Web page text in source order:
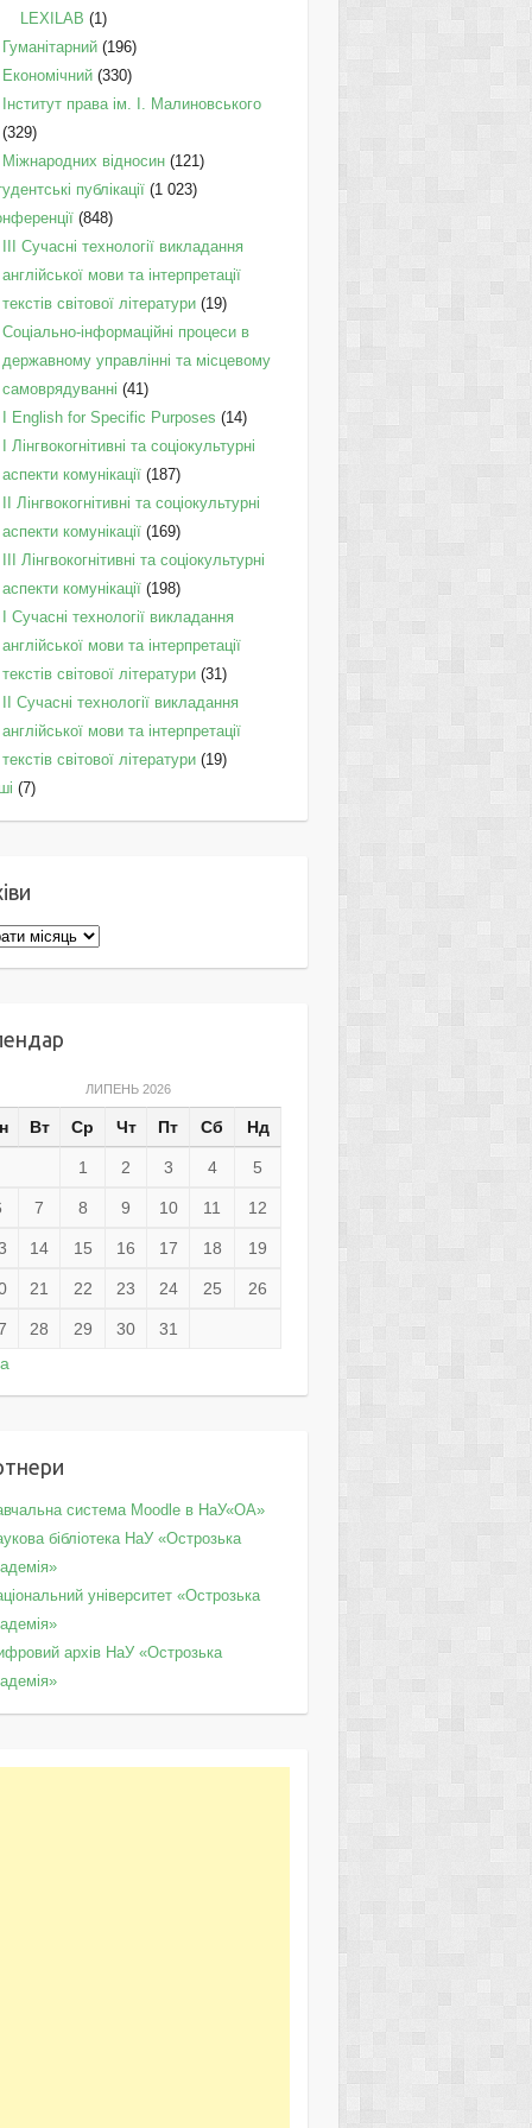
LEXILAB (1)
Гуманітарний(196)
Економічний(330)
Інститут права ім. І. Малиновського
(329)
Міжнародних відносин(121)
публікації(1 023)
(848)
III Сучасні технології викладання
англійської мови та інтерпретації
текстів світової літератури(19)
Соціально-інформаційні процеси в
державному управлінні та місцевому
самоврядуванні (41)
І English for Specific Purposes (14)
I Лінгвокогнітивні та соціокультурні
аспекти комунікації(187)
IІ Лінгвокогнітивні та соціокультурні
аспекти комунікації(169)
IІI Лінгвокогнітивні та соціокультурні
аспекти комунікації(198)
I Cучасні технології викладання
англійської мови та інтерпретації
текстів світової літератури(31)
II Cучасні технології викладання
англійської мови та інтерпретації
текстів світової літератури(19)
(7)
ЛИПЕНЬ 2026
Вт Ср Чт Пт Сб Нд
1 2 3 4 5
7 8 9 10 11 12
14 15 16 17 18 19
21 22 23 24 25 26
28 29 30
31
система Moodle в НаУ«ОА»
бібліотека НаУ «Острозька
університет «Острозька
архів НаУ «Острозька